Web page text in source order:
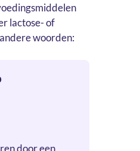
lactose- of
woorden: